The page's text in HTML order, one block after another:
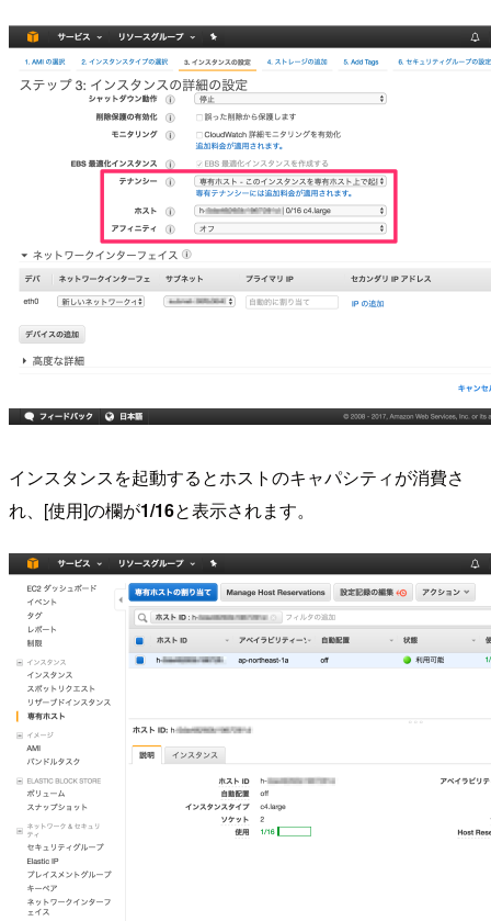
インスタンスを起動するとホストのキャパシティが消費さ
れ、[使用]の欄が1/16と表示されます。